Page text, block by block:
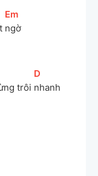
[Em
ngờ
trôi
[D
nhanh